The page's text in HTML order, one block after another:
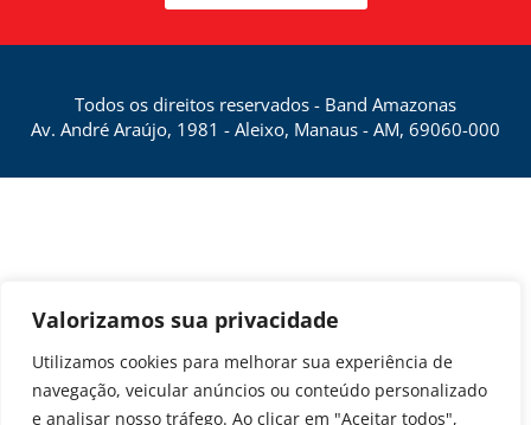
Valorizamos sua privacidade
Utilizamos cookies para melhorar sua experiência de
navegação, veicular anúncios ou conteúdo personalizado
e analisar nosso tráfego. Ao clicar em "Aceitar todos",
Todos os direitos reservados - Band Amazonas
Av. André Araújo, 1981 - Aleixo, Manaus - AM, 69060-000